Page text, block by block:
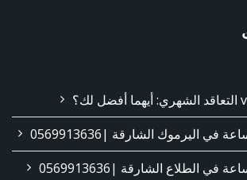
اليرموك الشارقة |0569913636
الطلاع الشارقة |0569913636